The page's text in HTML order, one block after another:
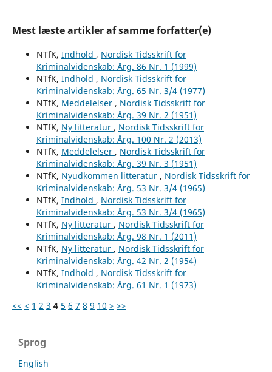
Mest læste artikler af samme forfatter(e)
NTfK, Indhold , Nordisk Tidsskrift for
Kriminalvidenskab: Årg. 86 Nr. 1 (1999)
NTfK, Indhold , Nordisk Tidsskrift for
Kriminalvidenskab: Årg. 65 Nr. 3/4 (1977)
NTfK, Meddelelser , Nordisk Tidsskrift for
Kriminalvidenskab: Årg. 39 Nr. 2 (1951)
NTfK, Ny litteratur , Nordisk Tidsskrift for
Kriminalvidenskab: Årg. 100 Nr. 2 (2013)
NTfK, Meddelelser , Nordisk Tidsskrift for
Kriminalvidenskab: Årg. 39 Nr. 3 (1951)
NTfK, Nyudkommen litteratur , Nordisk Tidsskrift for
Kriminalvidenskab: Årg. 53 Nr. 3/4 (1965)
NTfK, Indhold , Nordisk Tidsskrift for
Kriminalvidenskab: Årg. 53 Nr. 3/4 (1965)
NTfK, Ny litteratur , Nordisk Tidsskrift for
Kriminalvidenskab: Årg. 98 Nr. 1 (2011)
NTfK, Ny litteratur , Nordisk Tidsskrift for
Kriminalvidenskab: Årg. 42 Nr. 2 (1954)
NTfK, Indhold , Nordisk Tidsskrift for
Kriminalvidenskab: Årg. 61 Nr. 1 (1973)
<< < 1 2 3 4 5 6 7 8 9 10 > >>
Sprog
English